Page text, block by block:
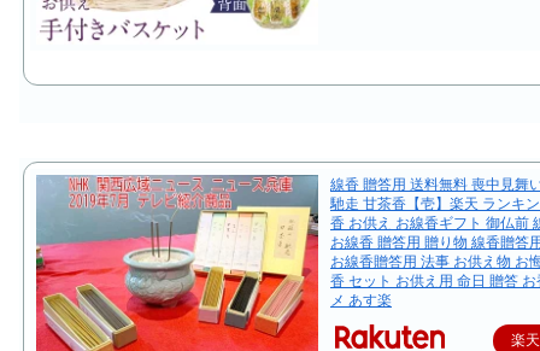
線香 贈答用 送料無料 喪中見舞
馳走 甘茶香【壱】楽天 ランキ
香 お供え お線香ギフト 御仏前
お線香 贈答用 贈り物 線香贈答
お線香贈答用 法事 お供え物 お
香 セット お供え用 命日 贈答
メ あす楽
楽